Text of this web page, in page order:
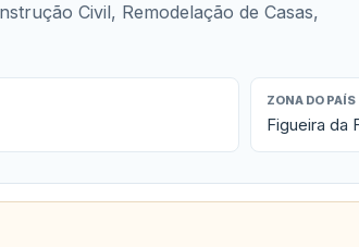
Civil, Remodelação de Casas,
ZONA DO PAÍS
Figueira da